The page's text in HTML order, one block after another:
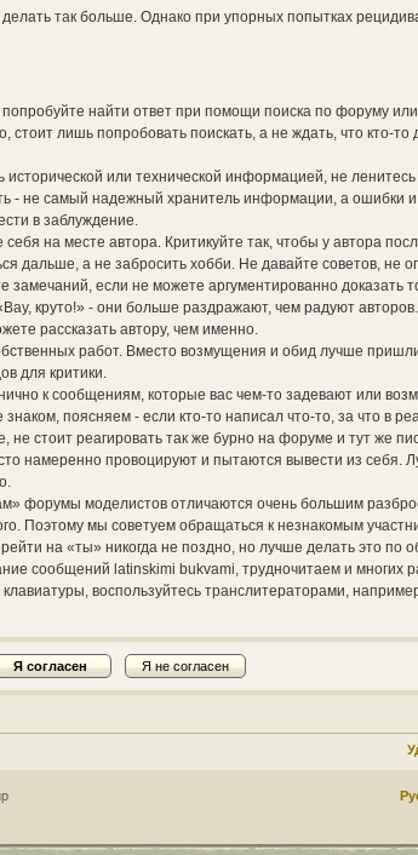
так больше. Однако при упорных попытках
найти ответ при помощи поиска по форуму
стоит лишь попробовать поискать, а не ждать, что кто-то
исторической или технической информацией, не ленитесь
- не самый надежный хранитель информации, а ошибки
в заблуждение.
себя на месте автора. Критикуйте так, чтобы у автора
дальше, а не забросить хобби. Не давайте советов, не
замечаний, если не можете аргументированно доказать
круто!» - они больше раздражают, чем радуют
рассказать автору, чем именно.
работ. Вместо возмущения и обид лучше
для критики.
к сообщениям, которые вас чем-то задевают или
поясняем - если кто-то написал что-то, за что в
стоит реагировать так же бурно на форуме и тут же
намеренно провоцируют и пытаются вывести из себя.
форумы моделистов отличаются очень большим
Поэтому мы советуем обращаться к незнакомым
на «ты» никогда не поздно, но лучше делать это по
сообщений latinskimi bukvami, трудночитаем и многих
воспользуйтесь транслитераторами,